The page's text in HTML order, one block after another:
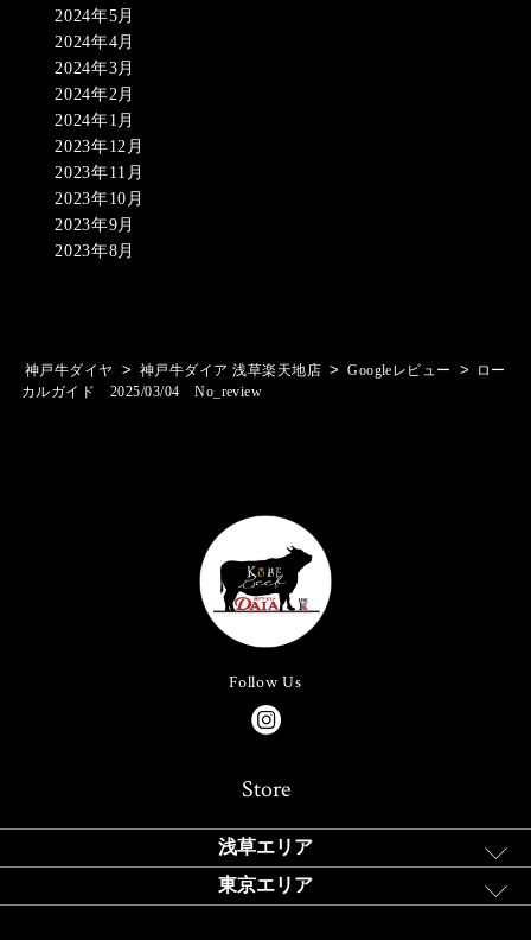
2024年5月
2024年4月
2024年3月
2024年2月
2024年1月
2023年12月
2023年11月
2023年10月
2023年9月
2023年8月
神戸牛ダイヤ > 神戸牛ダイア 浅草楽天地店 > Googleレビュー >
ロー
カルガイド 2025/03/04 No_review
Follow Us
Store
浅草エリア
東京エリア